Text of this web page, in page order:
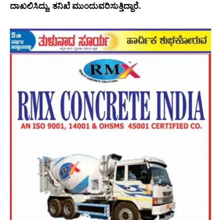
ದಾಖಲಿಸಿದ್ದು, ತನಿಖೆ ಮುಂದುವರಿಸುತ್ತಿದ್ದಾರೆ.